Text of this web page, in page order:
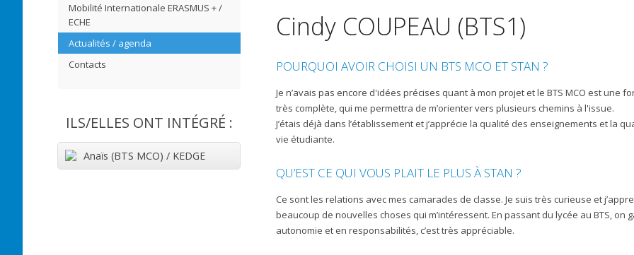
Cindy COUPEAU (BTS1)
POURQUOI AVOIR CHOISI UN BTS MCO ET STAN ?
Je n’avais pas encore d'idées précises quant à mon projet et le BTS MCO est une
très complète, qui me permettra de m’orienter vers plusieurs chemins à l'issue.
J’étais déjà dans l’établissement et j’apprécie la qualité des enseignements et la
vie étudiante.
QU’EST CE QUI VOUS PLAIT LE PLUS À STAN ?
Ce sont les relations avec mes camarades de classe. Je suis très curieuse et
beaucoup de nouvelles choses qui m’intéressent. En passant du lycée au BTS, on
autonomie et en responsabilités, c’est très appréciable.
Mobilité Internationale ERASMUS + /
ECHE
Actualités / agenda
Contacts
ILS/ELLES ONT INTÉGRÉ :
Anaïs (BTS MCO) / KEDGE